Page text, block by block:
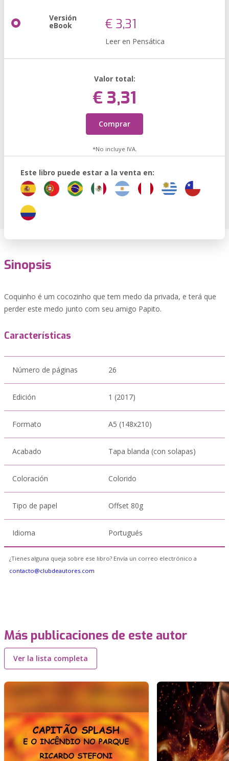
Versión
eBook € 3,31
Leer en Pensática
Valor total:
€ 3,31
Comprar
*No incluye IVA.
Este libro puede estar a la venta en:
Sinopsis
Coquinho é um cocozinho que tem medo da privada, e terá que
perder este medo junto com seu amigo Papito.
Características
Número de páginas 26
Edición 1 (2017)
Formato A5 (148x210)
Acabado Tapa blanda (con solapas)
Coloración Colorido
Tipo de papel Offset 80g
Idioma Portugués
¿Tienes alguna queja sobre ese libro? Envía un correo electrónico a
contacto@clubdeautores.com
Más publicaciones de este autor
Ver la lista completa